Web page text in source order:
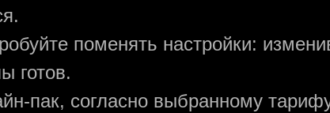
поменять настройки:
готов.
пак, согласно выбранному